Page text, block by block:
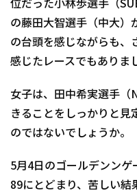
位だった小林歩選手（
の藤田大智選手（中大）
の台頭を感じながらも、
感じたレースでもありま
女子は、田中希実選手
きることをしっかりと見
のではないでしょうか。
5月4日のゴールデンン
89にとどまり、苦しい結